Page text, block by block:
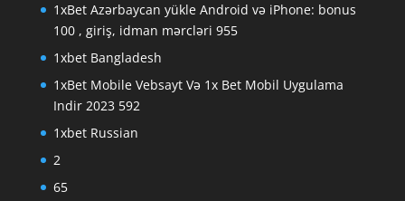
1xBet Azərbaycan yükle Android və iPhone: bonus
100 , giriş, idman mərcləri 955
1xbet Bangladesh
1xBet Mobile Vebsayt Və 1x Bet Mobil Uygulama
Indir 2023 592
1xbet Russian
2
65